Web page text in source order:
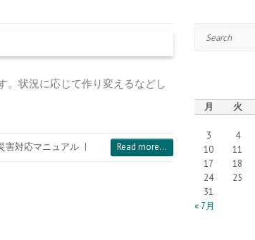
。状況に応じて作り変えるなどし
害対応マニュアル | Read more...
月 火
3
4
10
11
17
18
24
25
31
« 7月